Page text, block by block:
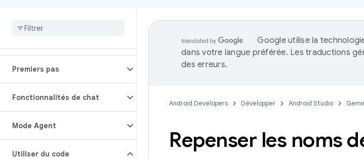
Premiers pas
Fonctionnalités de chat
Mode Agent
Utiliser du code
Google utilise la
dans votre langue préférée. Les traductions
des erreurs.
Android Developers Développer Android Studio
Repenser les noms